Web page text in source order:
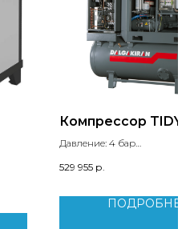
Компрессор
Давление: 4 бар
Мощность двигателя: 4 кВт
529 955 р.
ПОДРОБНЕЕ